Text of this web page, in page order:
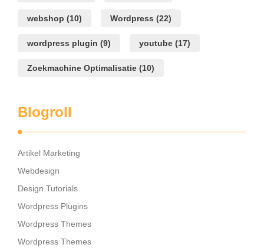
webshop (10) Wordpress (22)
wordpress plugin (9) youtube (17)
Zoekmachine Optimalisatie (10)
Blogroll
Artikel Marketing
Webdesign
Design Tutorials
Wordpress Plugins
Wordpress Themes
Wordpress Themes